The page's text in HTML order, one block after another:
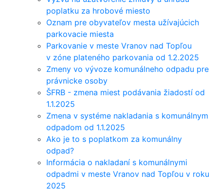
poplatku za hrobové miesto
Oznam pre obyvateľov mesta užívajúcich
parkovacie miesta
Parkovanie v meste Vranov nad Topľou
v zóne plateného parkovania od 1.2.2025
Zmeny vo vývoze komunálneho odpadu pre
právnicke osoby
ŠFRB - zmena miest podávania žiadostí od
1.1.2025
Zmena v systéme nakladania s komunálnym
odpadom od 1.1.2025
Ako je to s poplatkom za komunálny
odpad?
Informácia o nakladaní s komunálnymi
odpadmi v meste Vranov nad Topľou v roku
2025